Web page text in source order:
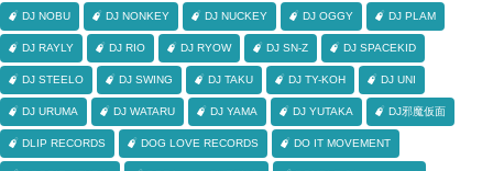
DJ NOBU DJ NONKEY DJ NUCKEY DJ OGGY DJ PLAM
DJ RAYLY DJ RIO DJ RYOW DJ SN-Z DJ SPACEKID
DJ STEELO DJ SWING DJ TAKU DJ TY-KOH DJ UNI
DJ URUMA DJ WATARU DJ YAMA DJ YUTAKA DJ邪魔仮面
DLIP RECORDS DOG LOVE RECORDS DO IT MOVEMENT